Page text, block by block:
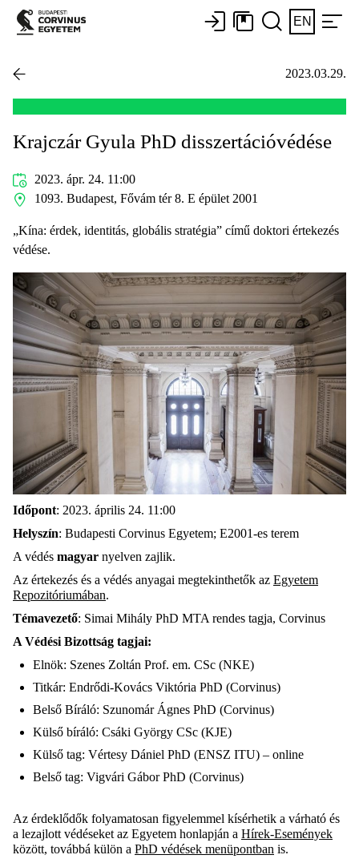
EN
2023.03.29.
Krajczár Gyula PhD disszertációvédése
2023. ápr. 24. 11:00
1093. Budapest, Fővám tér 8. E épület 2001
„Kína: érdek, identitás, globális stratégia” című doktori értekezés
védése.
Időpont: 2023. április 24. 11:00
Helyszín: Budapesti Corvinus Egyetem; E2001-es terem
A védés magyar nyelven zajlik.
Az értekezés és a védés anyagai megtekinthetők az Egyetem
Repozitóriumában.
Témavezető: Simai Mihály PhD MTA rendes tagja, Corvinus
A Védési Bizottság tagjai:
Elnök: Szenes Zoltán Prof. em. CSc (NKE)
Titkár: Endrődi-Kovács Viktória PhD (Corvinus)
Belső Bíráló: Szunomár Ágnes PhD (Corvinus)
Külső bíráló: Csáki György CSc (KJE)
Külső tag: Vértesy Dániel PhD (ENSZ ITU) – online
Belső tag: Vigvári Gábor PhD (Corvinus)
Az érdeklődők folyamatosan figyelemmel kísérhetik a várható és
a lezajlott védéseket az Egyetem honlapján a Hírek-Események
között, továbbá külön a PhD védések menüpontban is.